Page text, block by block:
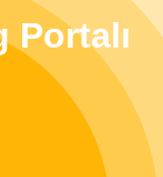
Portalı